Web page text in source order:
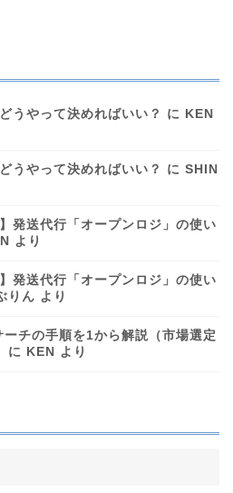
うやって決めればいい？ に KEN
うやって決めればいい？ に SHIN
発送代行「オープンロジ」の使い
より
発送代行「オープンロジ」の使い
りん より
チの手順を1から解説（市場選定
に KEN より